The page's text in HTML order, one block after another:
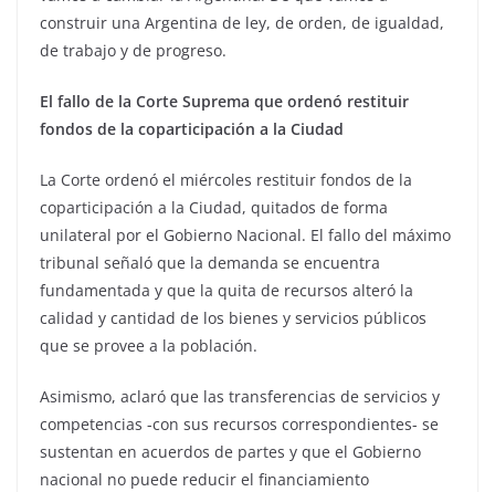
construir una Argentina de ley, de orden, de igualdad,
de trabajo y de progreso.
El fallo de la Corte Suprema que ordenó restituir
fondos de la coparticipación a la Ciudad
La Corte ordenó el miércoles restituir fondos de la
coparticipación a la Ciudad, quitados de forma
unilateral por el Gobierno Nacional. El fallo del máximo
tribunal señaló que la demanda se encuentra
fundamentada y que la quita de recursos alteró la
calidad y cantidad de los bienes y servicios públicos
que se provee a la población.
Asimismo, aclaró que las transferencias de servicios y
competencias -con sus recursos correspondientes- se
sustentan en acuerdos de partes y que el Gobierno
nacional no puede reducir el financiamiento